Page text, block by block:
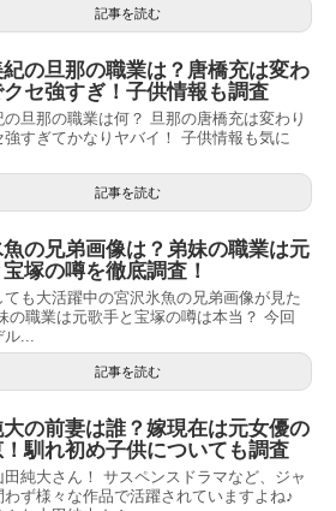
記事を読む
の旦那の職業は？唐橋充は変わ
クセ強すぎ！子供情報も調査
の旦那の職業は何？ 旦那の唐橋充は変わり
強すぎてかなりヤバイ！ 子供情報も気に
記事を読む
の兄弟画像は？弟妹の職業は元
塚の噂を徹底調査！
ても大活躍中の宮沢氷魚の兄弟画像が見た
の職業は元歌手と宝塚の噂は本当？ 今回
ル...
記事を読む
の前妻は誰？嫁現在は元女優の
！馴れ初め子供についても調査
田純大さん！ サスペンスドラマなど、ジャ
わず様々な作品で活躍されていますよね♪